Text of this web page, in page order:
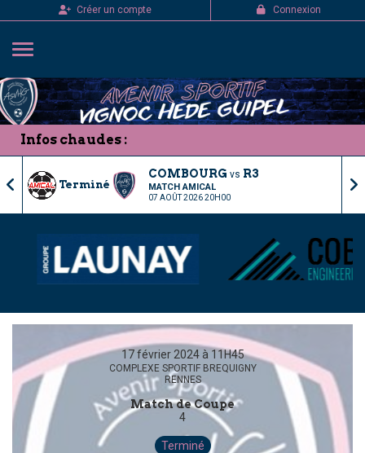
Créer un compte Connexion
Infos chaudes :
Terminé
COMBOURG vs R3
MATCH AMICAL
07 AOÛT 2026 20H00
17 février 2024 à 11H45
COMPLEXE SPORTIF BREQUIGNY
RENNES
Match de Coupe
4
Terminé
Panneau de gestion des cookies